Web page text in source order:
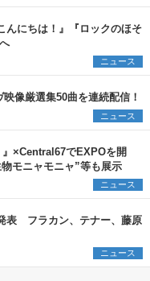
んにちは！』『ロックのほそ
ニュース
像厳選集50曲を連続配信！
ニュース
×Central67でEXPOを開
モニャモニャ”等も展示
ニュース
表 フラカン、テナー、藤原
ニュース